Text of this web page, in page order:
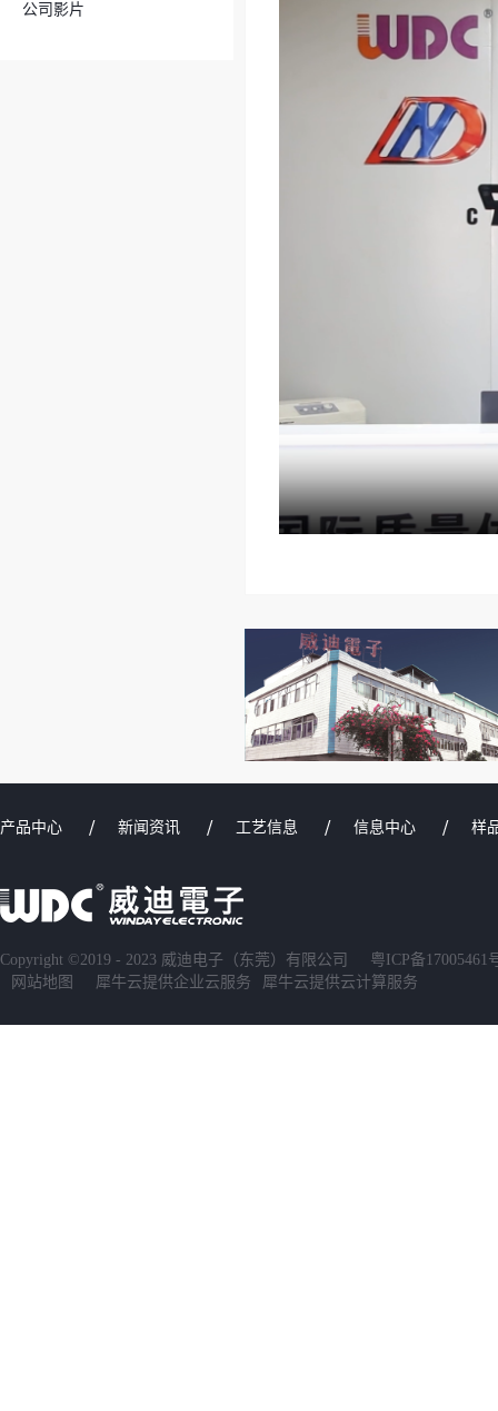
公司影片
产品中心 新闻资讯 工艺信息 信息中心 样
Copyright ©2019 - 2023 威迪电子（东莞）有限公司
粤ICP备17005461
网站地图
犀牛云提供企业云服务 犀牛云提供云计算服务